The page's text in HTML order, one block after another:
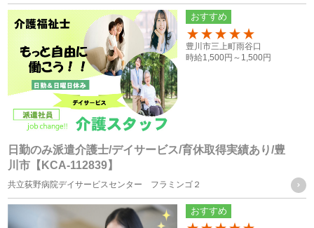
お取引様の個人情報
・お問い合せフォーム、求人依頼フォーム、口頭（電話等）
またはFAXによる取得
個人情報の管理について責任を有する者の名称
・株式会社フォーテック
統計処理されたデータの利用
当社は、提供を受けた個人情報をもとに、個人を特定できな
日勤のみ派遣介護士/デイサービス/育休取得実績あり/豊
川市【KCA-112839】
共立荻野病院デイサービスセンター フラミンゴ２
おすすめ
100
豊川市三上町雨谷口
時給1,500円～ 1,500円
おすすめ